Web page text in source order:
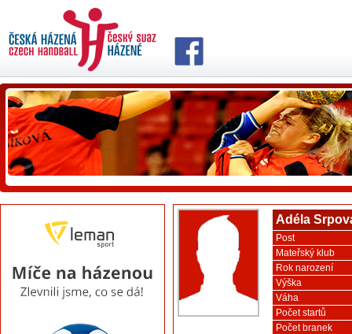
Adéla
Post
Mateřský klub
Rok narození
Výška
Váha
Počet startů
Počet branek